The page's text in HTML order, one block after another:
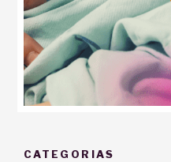
CATEGORIAS